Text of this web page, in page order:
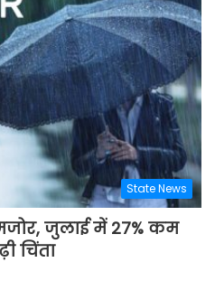
State News
जुलाई में 27% कम
चिंता